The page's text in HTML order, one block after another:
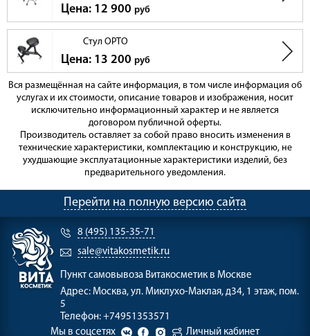
Цена: 12 900 руб
Стул ОРТО
Цена: 13 200 руб
Вся размещённая на сайте информация, в том числе информация об
услугах и их стоимости, описание товаров и изображения, носит
исключительно информационный характер и не является
договором публичной оферты.
Производитель оставляет за собой право вносить изменения в
технические характеристики, комплектацию и конструкцию, не
ухудшающие эксплуатационные характеристики изделий, без
предварительного уведомления.
Перейти на полную версию сайта
8 (495) 135-35-71
sale@vitakosmetik.ru
Пункт самовывоза Витакосметик в Москве
Адрес: Москва, ул. Миклухо-Маклая, д34, 1 этаж, пом.
5
Телефон: +74951353571
Мы в соцсетях
Личный кабинет